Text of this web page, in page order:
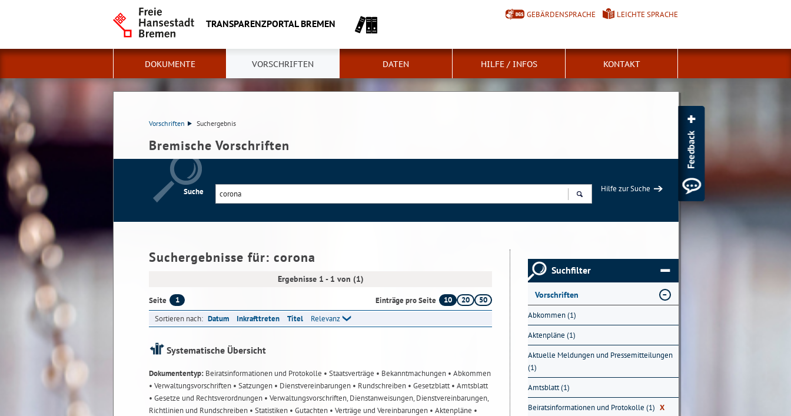
TRANSPARENZPORTAL BREMEN
GEBÄRDENSPRACHE LEICHTE SPRACHE
DOKUMENTE VORSCHRIFTEN DATEN HILFE / INFOS KONTAKT
Vorschriften Suchergebnis
Bremische Vorschriften
Suche
Hilfe zur Suche
Suchergebnisse für: corona
Ergebnisse 1 - 1 von (1)
Seite 1 Einträge pro Seite 10 20
50
Sortieren nach: Datum Inkrafttreten Titel Relevanz
Systematische Übersicht
Dokumententyp: Beiratsinformationen und Protokolle • Staatsverträge • Bekanntmachungen • Abkommen
• Verwaltungsvorschriften • Satzungen • Dienstvereinbarungen • Rundschreiben • Gesetzblatt• Amtsblatt
• Gesetze und Rechtsverordnungen • Verwaltungsvorschriften, Dienstanweisungen, Dienstvereinbarungen,
Richtlinien und Rundschreiben • Statistiken • Gutachten • Verträge und Vereinbarungen • Aktenpläne •
Suchfilter
Vorschriften
Abkommen (1)
Aktenpläne (1)
Aktuelle Meldungen und Pressemitteilungen
(1)
Amtsblatt (1)
Beiratsinformationen und Protokolle (1) X